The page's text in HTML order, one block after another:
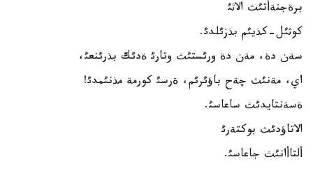
برةجنةأتئث الاثئ
كوثئل-كذيئم بذزئلدئ.
سةن دة، مةن دة ورئستئث وتارئ ةدئك بذرئنعئ،
اي، مةنئث چةح باؤئرئم، ةرسئ كورمة مذنئمدئ!
ةسةنتايدئث ساعاسئ.
الاتاؤدئث بوكتةرئ
ألتاأانئث جاعاسئ.